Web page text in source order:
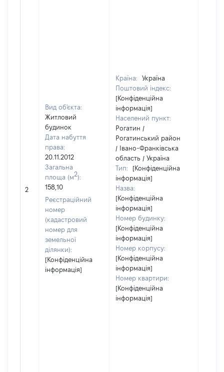
2
Вид об'єкта:
Житловий
будинок
Дата набуття
права:
20.11.2012
Загальна
площа (м2):
158,10
Реєстраційний
номер
(кадастровий
номер для
земельної
ділянки):
[Конфіденційна
інформація]
Країна:
Україна
Поштовий індекс:
[Конфіденційна
інформація]
Населений пункт:
Рогатин /
Рогатинський район
/ Івано-Франківська
область / Україна
Тип:
[Конфіденційна
інформація]
Назва:
[Конфіденційна
інформація]
Номер будинку:
[Конфіденційна
інформація]
Номер корпусу:
[Конфіденційна
інформація]
Номер квартири:
[Конфіденційна
інформація]